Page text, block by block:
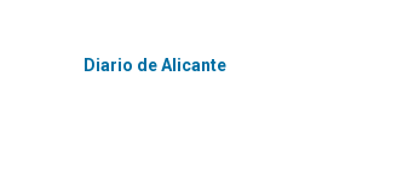
Diario de Alicante